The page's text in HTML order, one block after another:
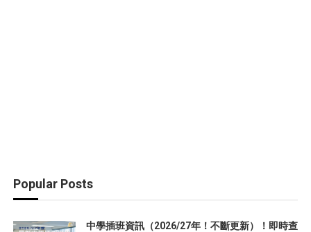
Popular Posts
中學插班資訊（2026/27年！不斷更新）！即時查